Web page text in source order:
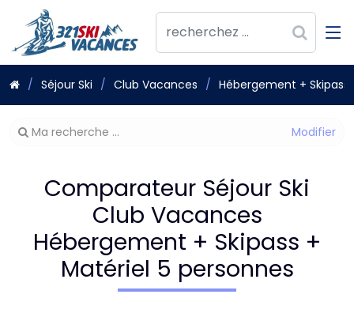
Séjour Ski Club Vacances Hébergement + Skipass
Modifier
Ma recherche ...
Comparateur Séjour Ski
Club Vacances
Hébergement + Skipass +
Matériel 5 personnes